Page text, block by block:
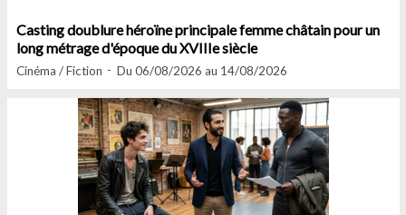
Casting doublure héroïne principale femme châtain pour un
long métrage d'époque du XVIIIe siècle
Cinéma / Fiction Du 06/08/2026 au 14/08/2026